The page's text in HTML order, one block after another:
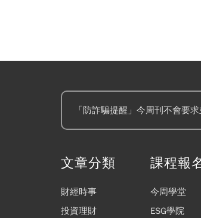
「防詐騙提醒」今周刊不會要
文章分類
財經時事
投資理財
課程報
今周學堂
ESG學院